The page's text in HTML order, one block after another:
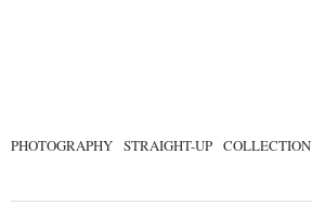
PHOTOGRAPHY STRAIGHT-UP COLLECTION